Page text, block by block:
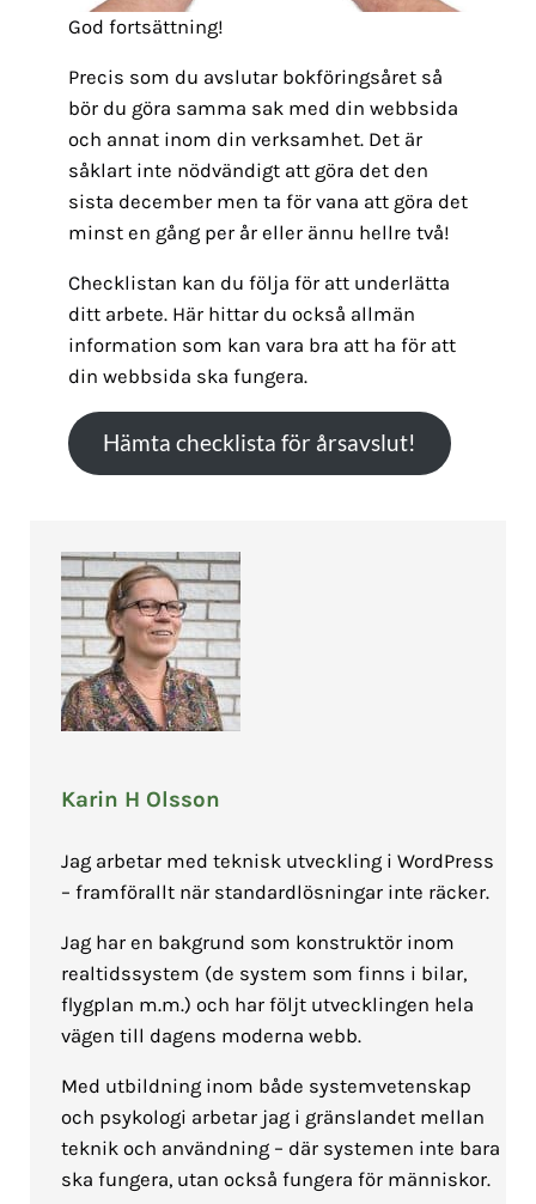
God fortsättning!
Precis som du avslutar bokföringsåret så
bör du göra samma sak med din webbsida
och annat inom din verksamhet. Det är
såklart inte nödvändigt att göra det den
sista december men ta för vana att göra det
minst en gång per år eller ännu hellre två!
Checklistan kan du följa för att underlätta
ditt arbete. Här hittar du också allmän
information som kan vara bra att ha för att
din webbsida ska fungera.
Hämta checklista för årsavslut!
Karin H Olsson
Jag arbetar med teknisk utveckling i WordPress
– framförallt när standardlösningar inte räcker.
Jag har en bakgrund som konstruktör inom
realtidssystem (de system som finns i bilar,
flygplan m.m.) och har följt utvecklingen hela
vägen till dagens moderna webb.
Med utbildning inom både systemvetenskap
och psykologi arbetar jag i gränslandet mellan
teknik och användning – där systemen inte bara
ska fungera, utan också fungera för människor.